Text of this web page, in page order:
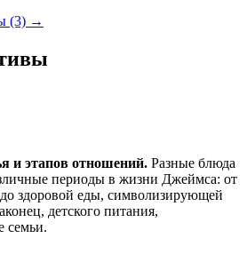
(3) →
и этапов отношений. Разные блюда
периоды в жизни Джеймса: от
до здоровой еды, символизирующей
детского питания,
семьи.